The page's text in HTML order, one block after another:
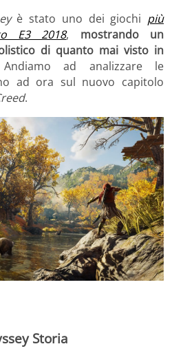
è stato uno dei giochi più
E3 2018, mostrando un
di quanto mai visto in
ad analizzare le
ad ora sul nuovo capitolo
.
Storia